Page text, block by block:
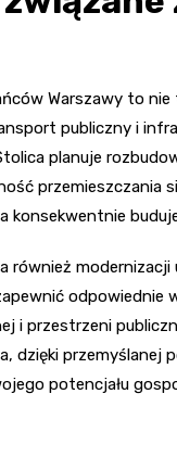
Warszawy to
publiczny i
planuje
przemieszczania
konsekwentnie
również modernizacji
odpowiednie
i przestrzeni
dzięki
potencjału